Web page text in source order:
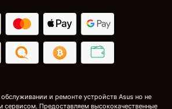
и ремонте устройств Asus но не
сервисом. Предоставляем высококачественные